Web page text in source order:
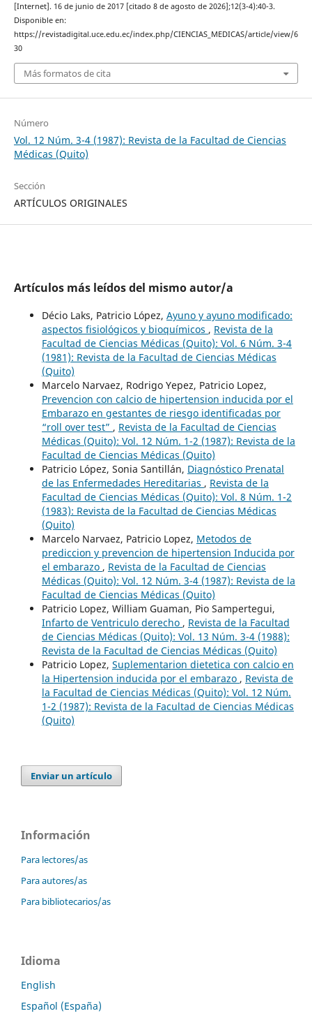
[Internet]. 16 de junio de 2017 [citado 8 de agosto de 2026];12(3-4):40-3.
Disponible en:
https://revistadigital.uce.edu.ec/index.php/CIENCIAS_MEDICAS/article/view/6
30
Más formatos de cita
Número
Vol. 12 Núm. 3-4 (1987): Revista de la Facultad de Ciencias
Médicas (Quito)
Sección
ARTÍCULOS ORIGINALES
Artículos más leídos del mismo autor/a
Décio Laks, Patricio López, Ayuno y ayuno modificado:
aspectos fisiológicos y bioquímicos , Revista de la
Facultad de Ciencias Médicas (Quito): Vol. 6 Núm. 3-4
(1981): Revista de la Facultad de Ciencias Médicas
(Quito)
Marcelo Narvaez, Rodrigo Yepez, Patricio Lopez,
Prevencion con calcio de hipertension inducida por el
Embarazo en gestantes de riesgo identificadas por
“roll over test” , Revista de la Facultad de Ciencias
Médicas (Quito): Vol. 12 Núm. 1-2 (1987): Revista de la
Facultad de Ciencias Médicas (Quito)
Patricio López, Sonia Santillán, Diagnóstico Prenatal
de las Enfermedades Hereditarias , Revista de la
Facultad de Ciencias Médicas (Quito): Vol. 8 Núm. 1-2
(1983): Revista de la Facultad de Ciencias Médicas
(Quito)
Marcelo Narvaez, Patricio Lopez, Metodos de
prediccion y prevencion de hipertension Inducida por
el embarazo , Revista de la Facultad de Ciencias
Médicas (Quito): Vol. 12 Núm. 3-4 (1987): Revista de la
Facultad de Ciencias Médicas (Quito)
Patricio Lopez, William Guaman, Pio Sampertegui,
Infarto de Ventriculo derecho , Revista de la Facultad
de Ciencias Médicas (Quito): Vol. 13 Núm. 3-4 (1988):
Revista de la Facultad de Ciencias Médicas (Quito)
Patricio Lopez, Suplementarion dietetica con calcio en
la Hipertension inducida por el embarazo , Revista de
la Facultad de Ciencias Médicas (Quito): Vol. 12 Núm.
1-2 (1987): Revista de la Facultad de Ciencias Médicas
(Quito)
Enviar un artículo
Información
Para lectores/as
Para autores/as
Para bibliotecarios/as
Idioma
English
Español (España)